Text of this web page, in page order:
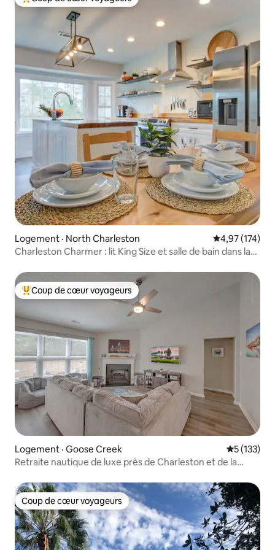
Coup de cœur voyageurs parmi les plus aimés
Logement · North Charleston Note
4,97 (174)
Charleston Charmer : lit King Size et salle de bain dans la
Coup de cœur voyageurs parmi les plus aimés
Coup de cœur voyageurs
Logement · Goose Creek Note
5 (133)
Retraite nautique de luxe près de Charleston et de la
Coup de cœur voyageurs
Coup de cœur voyageurs